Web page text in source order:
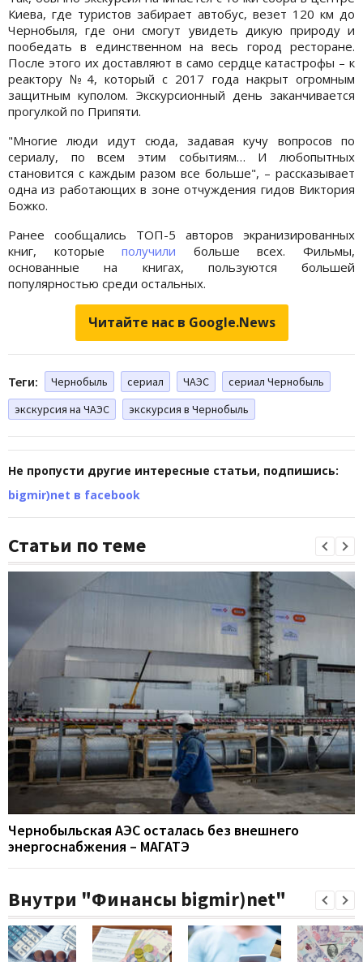
Киева, где туристов забирает автобус, везет 120 км до
Чернобыля, где они смогут увидеть дикую природу и
пообедать в единственном на весь город ресторане.
После этого их доставляют в само сердце катастрофы – к
реактору №4, который с 2017 года накрыт огромным
защитным куполом. Экскурсионный день заканчивается
прогулкой по Припяти.
"Многие люди идут сюда, задавая кучу вопросов по
сериалу, по всем этим событиям… И любопытных
становится с каждым разом все больше", – рассказывает
одна из работающих в зоне отчуждения гидов Виктория
Божко.
Ранее сообщались ТОП-5 авторов экранизированных
книг, которыеполучили больше всех. Фильмы,
основанные на книгах, пользуются большей
популярностью среди остальных.
Читайте нас в Google.News
Теги: Чернобыль сериал ЧАЭС
сериал Чернобыль
экскурсия на ЧАЭС
экскурсия в Чернобыль
Не пропусти другие интересные статьи, подпишись:
bigmir)net в facebook
Статьи по теме
Чернобыльская АЭС осталась без внешнего
энергоснабжения – МАГАТЭ
Внутри "Финансы bigmir)net"